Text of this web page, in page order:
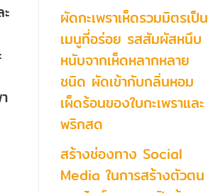
ผัดกะเพราเห็ดรวมมิตรเป็น
เมนูที่อร่อย รสสัมผัสหนึบ
หนับจากเห็ดหลากหลาย
ชนิด ผัดเข้ากับกลิ่นหอม
เผ็ดร้อนของใบกะเพราและ
พริกสด
สร้างช่องทาง Social
Media ในการสร้างตัวตน